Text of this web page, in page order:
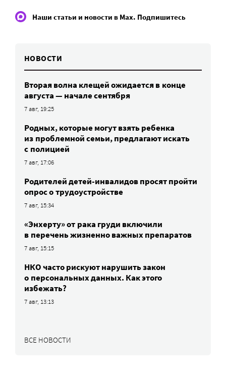
Наши статьи и новости в Max. Подпишитесь
НОВОСТИ
Вторая волна клещей ожидается в конце
августа — начале сентября
7 авг, 19:25
Родных, которые могут взять ребенка
из проблемной семьи, предлагают искать
с полицией
7 авг, 17:06
Родителей детей-инвалидов просят пройти
опрос о трудоустройстве
7 авг, 15:34
«Энхерту» от рака груди включили
в перечень жизненно важных препаратов
7 авг, 15:15
НКО часто рискуют нарушить закон
о персональных данных. Как этого
избежать?
7 авг, 13:13
ВСЕ НОВОСТИ